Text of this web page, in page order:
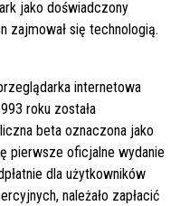
jako doświadczony
zajmował się technologią.
internetowa
roku została
beta oznaczona jako
pierwsze oficjalne wydanie
dla użytkowników
należało zapłacić